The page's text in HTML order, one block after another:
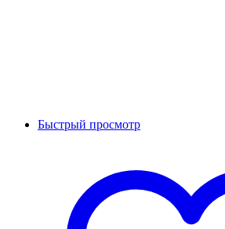
Быстрый просмотр